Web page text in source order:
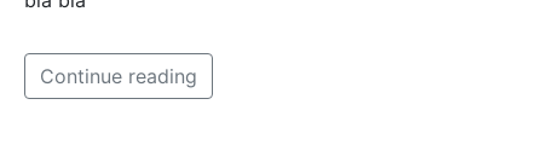
Continue reading